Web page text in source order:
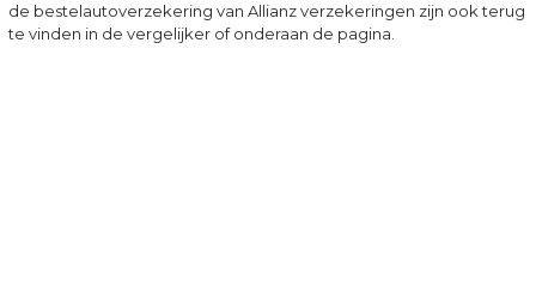
de bestelautoverzekering van Allianz verzekeringen zijn ook terug
te vinden in de vergelijker of onderaan de pagina.